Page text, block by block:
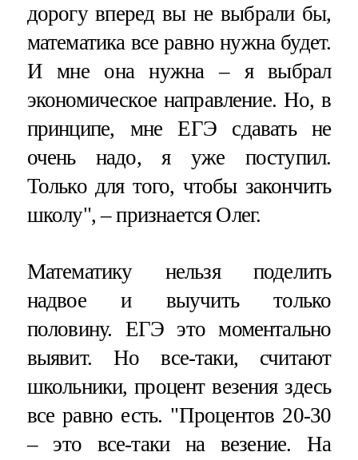
дорогу вперед вы не выбрали бы,
математика все равно нужна будет.
И мне она нужна – я выбрал
экономическое направление. Но, в
принципе, мне ЕГЭ сдавать не
очень надо, я уже поступил.
Только для того, чтобы закончить
школу", – признается Олег.
Математику нельзя поделить
надвое и выучить только
половину. ЕГЭ это моментально
выявит. Но все-таки, считают
школьники, процент везения здесь
все равно есть. "Процентов 20-30
– это все-таки на везение. На